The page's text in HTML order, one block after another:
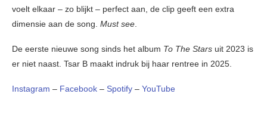
voelt elkaar – zo blijkt – perfect aan, de clip geeft een extra
dimensie aan de song. Must see.
De eerste nieuwe song sinds het album To The Stars uit 2023 is
er niet naast. Tsar B maakt indruk bij haar rentree in 2025.
Instagram – Facebook – Spotify – YouTube